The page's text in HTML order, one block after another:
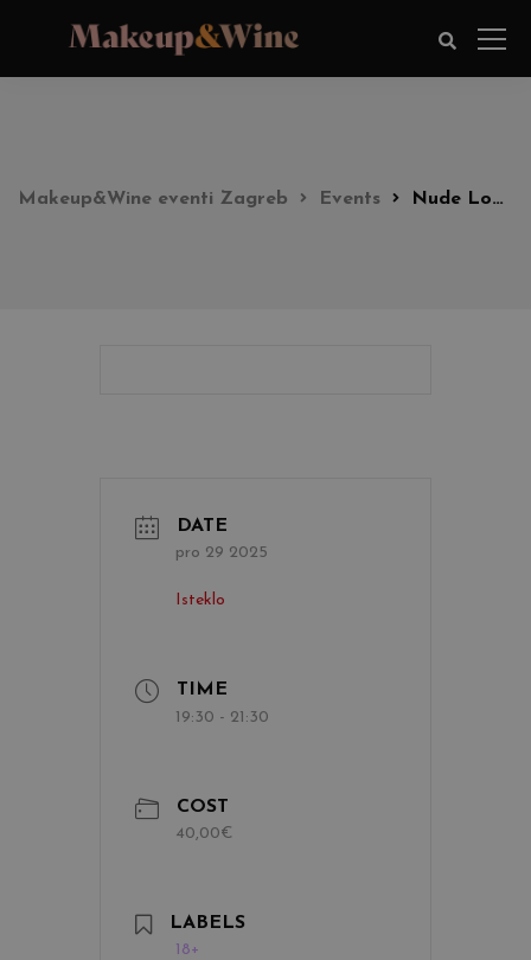
Makeup&Wine eventi Zagreb Events Nude Look Party 19:30h
DATE
pro 29 2025
Isteklo
TIME
19:30 - 21:30
COST
40,00€
LABELS
18+